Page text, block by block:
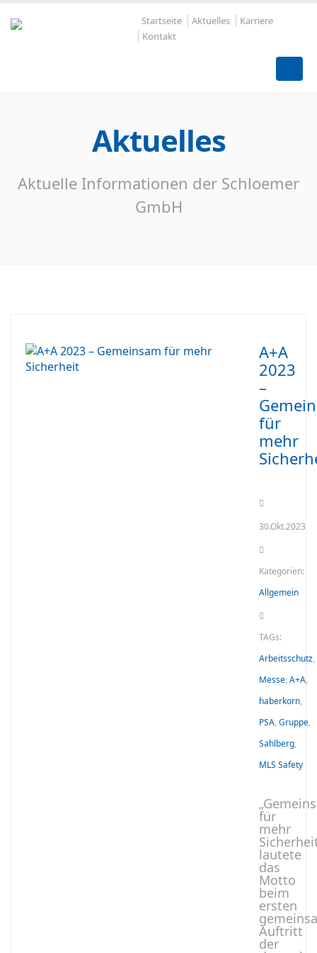
Startseite Aktuelles
Karriere
Kontakt
Aktuelles
Aktuelle Informationen der Schloemer
GmbH
A+A
2023
–
für
mehr
30.Okt.2023
Kategorien:
Allgemein
TAGs:
Arbeitsschutz,
Messe, A+A,
haberkorn,
PSA, Gruppe,
Sahlberg,
MLS Safety
für
mehr
lautete
das
Motto
beim
ersten
Auftritt
der